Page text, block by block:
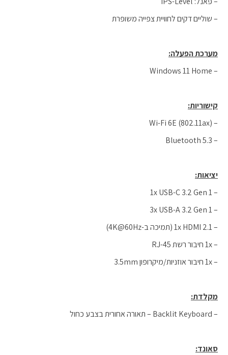
– שוליים דקים לחוויית צפייה משופרת
מערכת הפעלה:
– Windows 11 Home
קישוריות:
– Wi-Fi 6E (802.11ax)
– Bluetooth 5.3
יציאות:
– 1x USB-C 3.2 Gen 1
– 3x USB-A 3.2 Gen 1
– 1x HDMI 2.1 (תמיכה ב-4K@60Hz)
– 1x חיבור רשת RJ-45
– 1x חיבור אוזניות/מיקרופון 3.5mm
מקלדת:
– Backlit Keyboard – תאורה אחורית בצבע כחול
סאונד: